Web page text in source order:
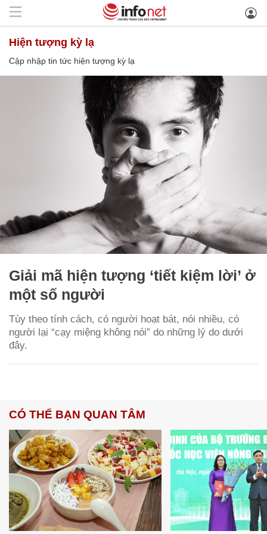
hiện tượng kỳ lạ
Cập nhập tin tức hiện tượng kỳ lạ
Giải mã hiện tượng ‘tiết kiệm lời’ ở
một số người
Tùy theo tính cách, có người hoạt bát, nói nhiều, có
người lại “cạy miệng không nói” do những lý do dưới
đây.
CÓ THỂ BẠN QUAN TÂM